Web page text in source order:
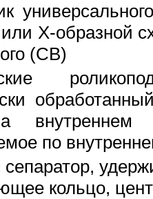
Х-образной
(CB)
внутреннем
по
кольцо,